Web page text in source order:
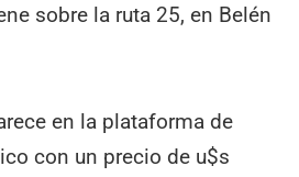
sobre la ruta 25, en Belén
en la plataforma de
con un precio de u$s